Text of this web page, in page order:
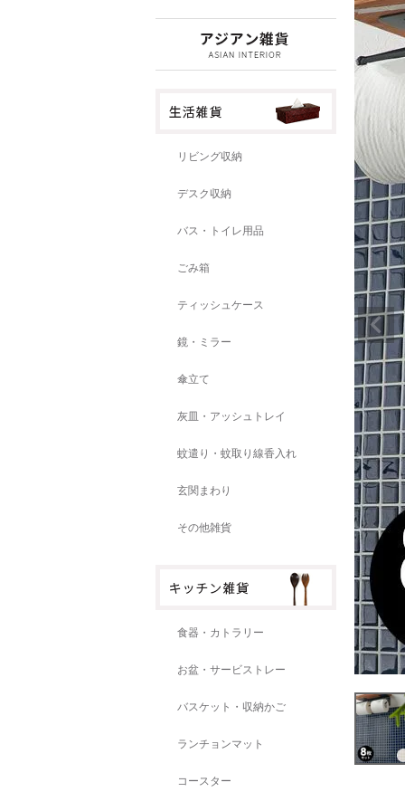
リビング収納
デスク収納
バス・トイレ用品
ごみ箱
ティッシュケース
鏡・ミラー
傘立て
灰皿・アッシュトレイ
蚊遣り・蚊取り線香入れ
玄関まわり
その他雑貨
食器・カトラリー
お盆・サービストレー
バスケット・収納かご
ランチョンマット
コースター